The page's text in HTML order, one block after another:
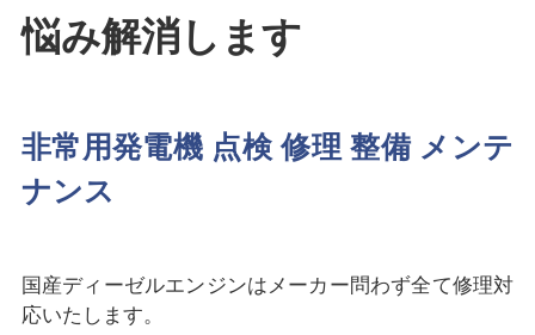
悩み解消します
非常用発電機 点検 修理 整備 メンテ
ナンス
国産ディーゼルエンジンはメーカー問わず全て修理対
応いたします。